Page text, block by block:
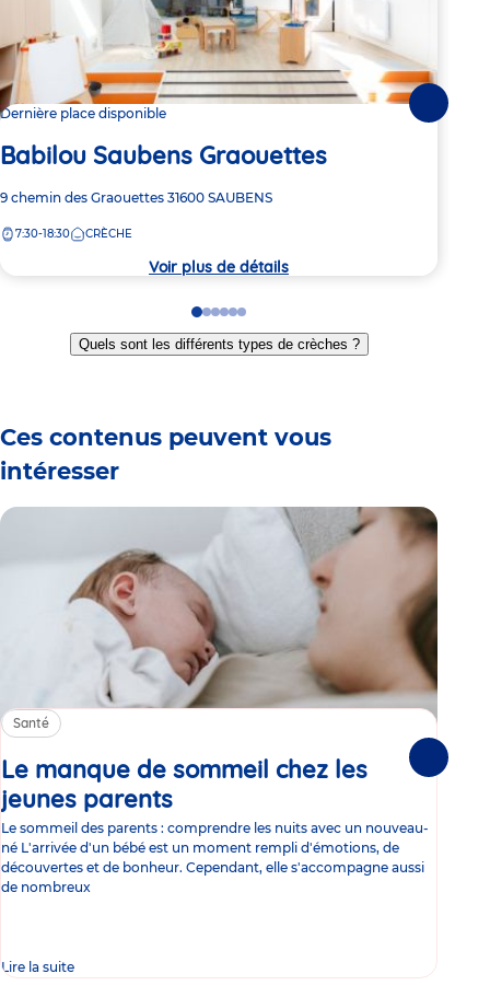
Dernière place disponible
Babilou Saubens Graouettes
Adresse
la
9 chemin des Graouettes 31600 SAUBENS
7:30-18:30 CRÈCHE
Voir plus de détails
Go
to
slide
Go
to
slide
Go
to
slide
Go
to
slide
Go
to
slide
Go
to
slide
Quels sont les différents types de crèches ?
Ces contenus peuvent vous
intéresser
Santé
Le manque de sommeil chez les
jeunes parents
Le sommeil des parents : comprendre les nuits avec un nouveau-
né L'arrivée d'un bébé est un moment rempli d'émotions, de
découvertes et de bonheur. Cependant, elle s'accompagne aussi
de nombreux
Lire la suite